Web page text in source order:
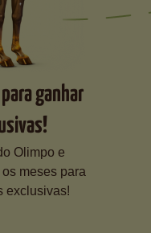
ganhar
Olimpo e
meses para
exclusivas!